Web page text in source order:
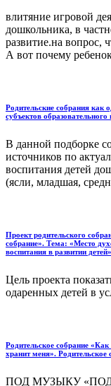
влитяние игровой
дошкольника, в
развитие.на вопрос,
А вот почему
Родительские собрания как
субъектов
В данной подборке
источников по
воспитания детей
(ясли, младшая,
Проект родительского
собрание». Тема: «Место
воспитания в развитии детей»
Цель проекта
одаренных детей в
Родительское собрание
хранит меня». Родительское
ПОД МУЗЫКУ